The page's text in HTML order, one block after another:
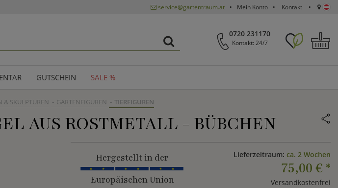
service@gartentraum.at Mein Konto Kontakt
0720 231170
Kontakt: 24/7
GUTSCHEIN SALE %
& SKULPTUREN GARTENFIGUREN TIERFIGUREN
AUS ROSTMETALL - BÜBCHEN
Hergestellt in der
Europäischen Union
Lieferzeitraum: ca. 2 Wochen
75,00 € *
Versandkostenfrei